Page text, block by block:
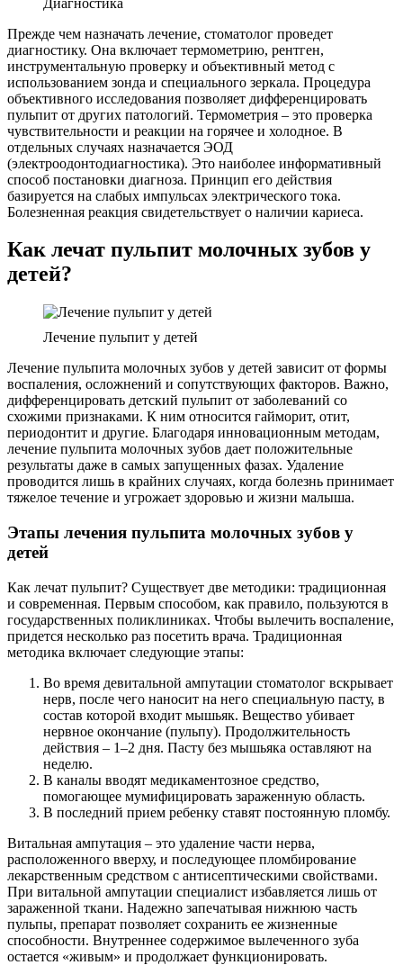
Прежде чем назначать лечение, стоматолог проведет
диагностику. Она включает термометрию, рентген,
инструментальную проверку и объективный метод с
использованием зонда и специального зеркала. Процедура
объективного исследования позволяет дифференцировать
пульпит от других патологий. Термометрия – это проверка
чувствительности и реакции на горячее и холодное. В
отдельных случаях назначается ЭОД
(электроодонтодиагностика). Это наиболее информативный
способ постановки диагноза. Принцип его действия
базируется на слабых импульсах электрического тока.
Болезненная реакция свидетельствует о наличии кариеса.
Как лечат пульпит молочных зубов у
детей?
Лечение пульпит у детей
Лечение пульпита молочных зубов у детей зависит от формы
воспаления, осложнений и сопутствующих факторов. Важно,
дифференцировать детский пульпит от заболеваний со
схожими признаками. К ним относится гайморит, отит,
периодонтит и другие. Благодаря инновационным методам,
лечение пульпита молочных зубов дает положительные
результаты даже в самых запущенных фазах. Удаление
проводится лишь в крайних случаях, когда болезнь принимает
тяжелое течение и угрожает здоровью и жизни малыша.
Этапы лечения пульпита молочных зубов у
детей
Как лечат пульпит? Существует две методики: традиционная
и современная. Первым способом, как правило, пользуются в
государственных поликлиниках. Чтобы вылечить воспаление,
придется несколько раз посетить врача. Традиционная
методика включает следующие этапы:
Во время девитальной ампутации стоматолог вскрывает
нерв, после чего наносит на него специальную пасту, в
состав которой входит мышьяк. Вещество убивает
нервное окончание (пульпу). Продолжительность
действия – 1–2 дня. Пасту без мышьяка оставляют на
неделю.
В каналы вводят медикаментозное средство,
помогающее мумифицировать зараженную область.
В последний прием ребенку ставят постоянную пломбу.
Витальная ампутация – это удаление части нерва,
расположенного вверху, и последующее пломбирование
лекарственным средством с антисептическими свойствами.
При витальной ампутации специалист избавляется лишь от
зараженной ткани. Надежно запечатывая нижнюю часть
пульпы, препарат позволяет сохранить ее жизненные
способности. Внутреннее содержимое вылеченного зуба
остается «живым» и продолжает функционировать.